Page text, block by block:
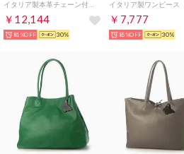
￥12,144
81%OFF 30%
￥7,777
85%OFF 30%